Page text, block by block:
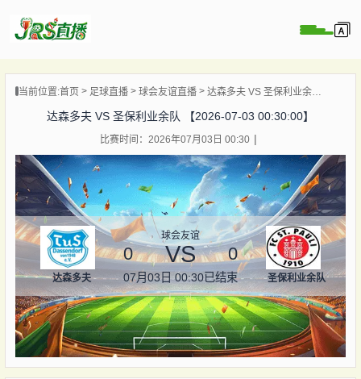
播
像
讯
直播
当前位置:首页 足球直播 球会友谊直播 达森多夫 VS 圣保利业余队 【2026-07-03 00:30:00】
达森多夫 VS 圣保利业余队 【2026-07-03 00:30:00】
比赛时间：2026年07月03日 00:30
达森多夫
球会友谊
0 VS 0
07月03日 00:30已结束 圣保利业余队